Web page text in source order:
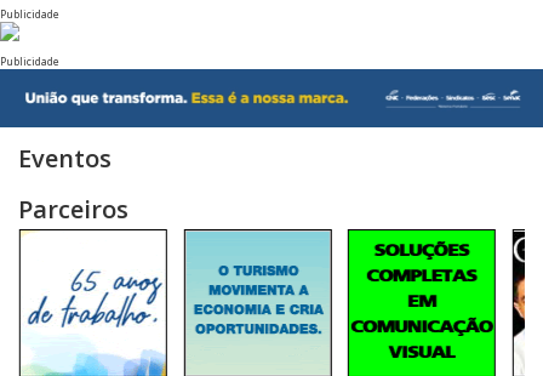
Publicidade
Publicidade
Eventos
Parceiros